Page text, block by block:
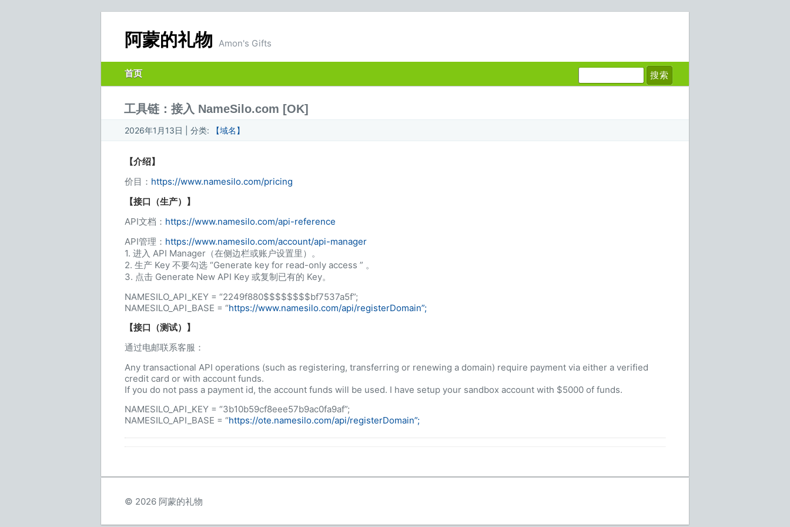
阿蒙的礼物 Amon's Gifts
首页
工具链：接入 NameSilo.com [OK]
2026年1月13日 | 分类: 【域名】
【介绍】
价目： https://www.namesilo.com/pricing
【接口（生产）】
API文档： https://www.namesilo.com/api-reference
API管理： https://www.namesilo.com/account/api-manager
1. 进入 API Manager（在侧边栏或账户设置里）。
2. 生产 Key 不要勾选 “Generate key for read-only access ” 。
3. 点击 Generate New API Key 或复制已有的 Key。
NAMESILO_API_KEY = “2249f880$$$$$$$$bf7537a5f”;
NAMESILO_API_BASE = “https://www.namesilo.com/api/registerDomain”;
【接口（测试）】
通过电邮联系客服：
Any transactional API operations (such as registering, transferring or renewing a domain) require payment via either a verified
credit card or with account funds.
If you do not pass a payment id, the account funds will be used. I have setup your sandbox account with $5000 of funds.
NAMESILO_API_KEY = “3b10b59cf8eee57b9ac0fa9af”;
NAMESILO_API_BASE = “https://ote.namesilo.com/api/registerDomain”;
© 2026 阿蒙的礼物